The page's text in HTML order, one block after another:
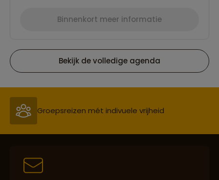
Binnenkort meer informatie
Bekijk de volledige agenda
Reizen met oog voor mens, cultuur en milieu
Groepsreizen mét indivuele vrijheid
Persoonlijk en deskundig reisadvies